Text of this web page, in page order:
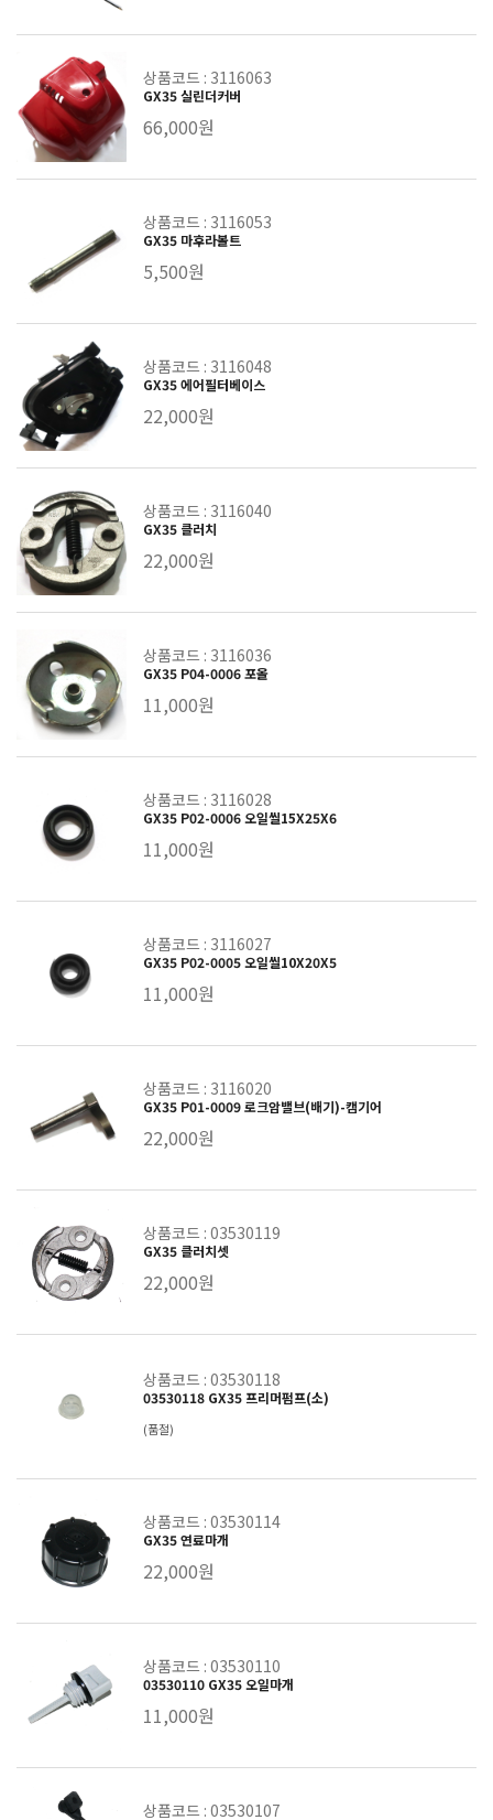
상품코드 : 3116063
GX35 실린더커버
66,000원
상품코드 : 3116053
GX35 마후라볼트
5,500원
상품코드 : 3116048
GX35 에어필터베이스
22,000원
상품코드 : 3116040
GX35 클러치
22,000원
상품코드 : 3116036
GX35 P04-0006 포올
11,000원
상품코드 : 3116028
GX35 P02-0006 오일씰15X25X6
11,000원
상품코드 : 3116027
GX35 P02-0005 오일씰10X20X5
11,000원
상품코드 : 3116020
GX35 P01-0009 로크암밸브(배기)-캠기어
22,000원
상품코드 : 03530119
GX35 클러치셋
22,000원
상품코드 : 03530118
03530118 GX35 프리머펌프(소)
(품절)
상품코드 : 03530114
GX35 연료마개
22,000원
상품코드 : 03530110
03530110 GX35 오일마개
11,000원
상품코드 : 03530107